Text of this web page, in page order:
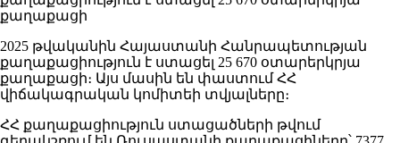
2025 թվականին Հայաստանի Հանրապետության
քաղաքացիություն է ստացել 25 670 օտարերկրյա
քաղաքացի։ Այս մասին են փաստում ՀՀ
վիճակագրական կոմիտեի տվյալները։
ՀՀ քաղաքացիություն ստացածների թվում